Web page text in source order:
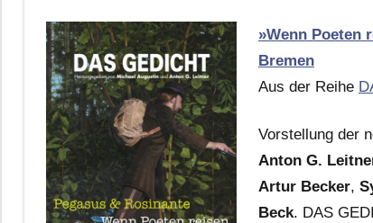
»Wenn Poeten
Bremen
Aus der Reihe
Vorstellung der
Anton G.
Artur Becker,
Beck. DAS